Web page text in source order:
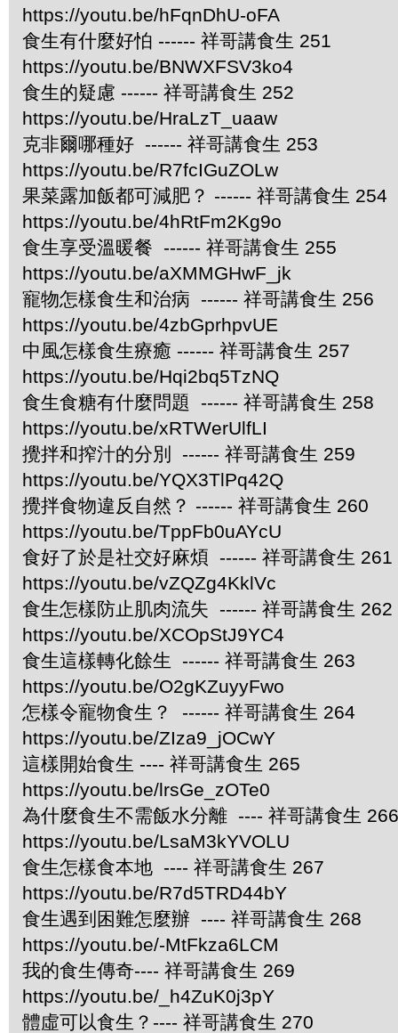
https://youtu.be/hFqnDhU-oFA
食生有什麼好怕 ------ 祥哥講食生 251
https://youtu.be/BNWXFSV3ko4
食生的疑慮 ------ 祥哥講食生 252
https://youtu.be/HraLzT_uaaw
克非爾哪種好 ------ 祥哥講食生 253
https://youtu.be/R7fcIGuZOLw
果菜露加飯都可減肥？ ------ 祥哥講食生 254
https://youtu.be/4hRtFm2Kg9o
食生享受溫暖餐 ------ 祥哥講食生 255
https://youtu.be/aXMMGHwF_jk
寵物怎樣食生和治病 ------ 祥哥講食生 256
https://youtu.be/4zbGprhpvUE
中風怎樣食生療癒 ------ 祥哥講食生 257
https://youtu.be/Hqi2bq5TzNQ
食生食糖有什麼問題 ------ 祥哥講食生 258
https://youtu.be/xRTWerUlfLI
攪拌和搾汁的分別 ------ 祥哥講食生 259
https://youtu.be/YQX3TlPq42Q
攪拌食物違反自然？ ------ 祥哥講食生 260
https://youtu.be/TppFb0uAYcU
食好了於是社交好麻煩 ------ 祥哥講食生 261
https://youtu.be/vZQZg4KklVc
食生怎樣防止肌肉流失 ------ 祥哥講食生 262
https://youtu.be/XCOpStJ9YC4
食生這樣轉化餘生 ------ 祥哥講食生 263
https://youtu.be/O2gKZuyyFwo
怎樣令寵物食生？ ------ 祥哥講食生 264
https://youtu.be/ZIza9_jOCwY
這樣開始食生 ---- 祥哥講食生 265
https://youtu.be/lrsGe_zOTe0
為什麼食生不需飯水分離 ---- 祥哥講食生 266
https://youtu.be/LsaM3kYVOLU
食生怎樣食本地 ---- 祥哥講食生 267
https://youtu.be/R7d5TRD44bY
食生遇到困難怎麼辦 ---- 祥哥講食生 268
https://youtu.be/-MtFkza6LCM
我的食生傳奇---- 祥哥講食生 269
https://youtu.be/_h4ZuK0j3pY
體虛可以食生？---- 祥哥講食生 270